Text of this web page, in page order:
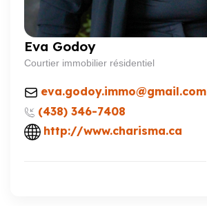
Eva Godoy
Courtier immobilier résidentiel
eva.godoy.immo@gmail.com
(438) 346-7408
http://www.charisma.ca